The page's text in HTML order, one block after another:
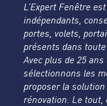
L’Expert Fenêtre
indépendants,
portes, volets,
présents dans
Avec plus de 25 ans
sélectionnons les
proposer la
rénovation. Le tout,